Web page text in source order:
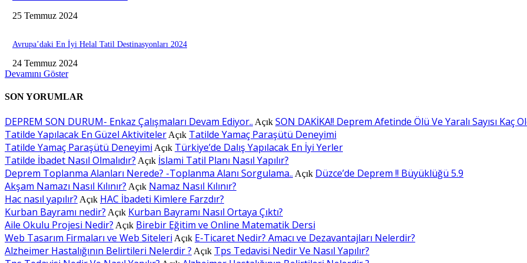
25 Temmuz 2024
Avrupa’daki En İyi Helal Tatil Destinasyonları 2024
24 Temmuz 2024
Devamını Göster
SON YORUMLAR
DEPREM SON DURUM- Enkaz Çalışmaları Devam Ediyor.. Açık SON DAKİKA!! Deprem Afetinde Ölü Ve Yaralı Sayısı Kaç
Tatilde Yapılacak En Güzel Aktiviteler Açık Tatilde Yamaç Paraşütü Deneyimi
Tatilde Yamaç Paraşütü Deneyimi Açık Türkiye’de Dalış Yapılacak En İyi Yerler
Tatilde İbadet Nasıl Olmalıdır? Açık İslami Tatil Planı Nasıl Yapılır?
Deprem Toplanma Alanları Nerede? -Toplanma Alanı Sorgulama.. Açık Düzce’de Deprem !! Büyüklüğü 5.9
Akşam Namazı Nasıl Kılınır? Açık Namaz Nasıl Kılınır?
Hac nasıl yapılır? Açık HAC İbadeti Kimlere Farzdır?
Kurban Bayramı nedir? Açık Kurban Bayramı Nasıl Ortaya Çıktı?
Aile Okulu Projesi Nedir? Açık Birebir Eğitim ve Online Matematik Dersi
Web Tasarım Firmaları ve Web Siteleri Açık E-Ticaret Nedir? Amacı ve Dezavantajları Nelerdir?
Alzheimer Hastalığının Belirtileri Nelerdir ? Açık Tps Tedavisi Nedir Ve Nasıl Yapılır?